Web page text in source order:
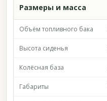
Размеры и масса
Объём топливного бака
Высота сиденья
Колёсная база
Габариты